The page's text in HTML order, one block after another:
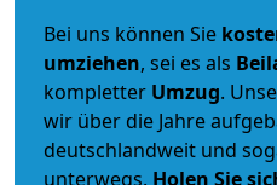
Bei uns können Sie
umziehen, sei es als
kompletter Umzug.
wir über die Jahre
deutschlandweit und
unterwegs. Holen Sie